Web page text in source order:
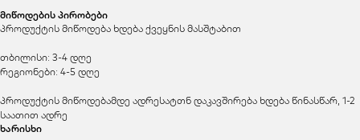
მიწოდების პირობები
პროდუქტის მიწოდება ხდება ქვეყნის მასშტაბით
თბილისი: 3-4 დღე
რეგიონები: 4-5 დღე
პროდუქტის მიწოდებამდე ადრესატთნ დაკავშირება ხდება წინასწარ, 1-2
საათით ადრე
ხარისხი